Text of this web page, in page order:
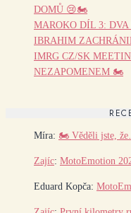
DOMŮ 😢🏍️
MAROKO DÍL 3:
IBRAHIM
IMRG CZ/SK
NEZAPOMENEM 🏍️
Míra: 🏍️ Věděli jste,
Zajíc: MotoEmotion
Eduard Kopča: